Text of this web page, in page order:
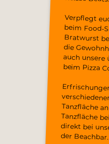
Verpflegt
beim
Bratwurst
die
auch
beim Pizza
Tanzfläche an
Tanzfläche
direkt bei
der Beachbar.